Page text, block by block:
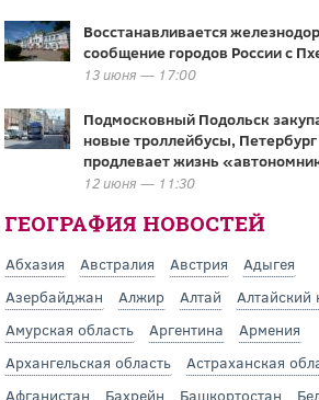
Восстанавливается
сообщение городов России с
13 июня — 17:00
Подмосковный Подольск
новые троллейбусы, Петербург
продлевает жизнь
12 июня — 11:30
ГЕОГРАФИЯ НОВОСТЕЙ
Абхазия Австралия Австрия
Адыгея
Азербайджан
Алжир Алтай
Алтайский
Амурская область
Аргентина
Армения
Архангельская область
Астраханская
Афганистан
Бахрейн Башкортостан